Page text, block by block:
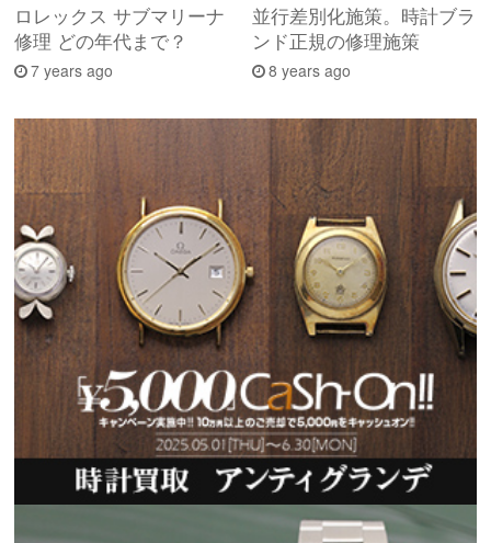
ロレックス サブマリーナ
修理 どの年代まで？
7 years ago
並行差別化施策。時計ブラ
ンド正規の修理施策
8 years ago